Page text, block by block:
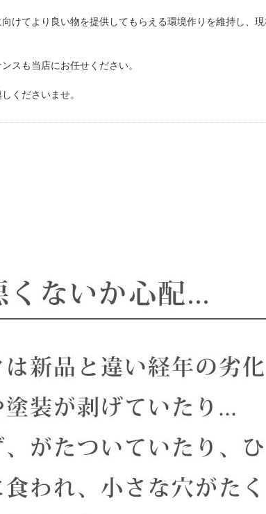
けてより良い物を提供してもらえる環境作りを維持し、
スも当店にお任せください。
くださいませ。